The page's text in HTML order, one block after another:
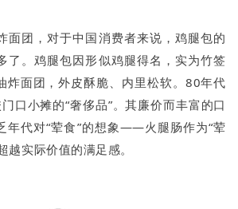
面团，对于中国消费者来说，鸡腿包的
了。鸡腿包因形似鸡腿得名，实为竹签
炸面团，外皮酥脆、内里松软。80年代
口小摊的“奢侈品”。其廉价而丰富的口
年代对“荤食”的想象——火腿肠作为“荤
越实际价值的满足感。